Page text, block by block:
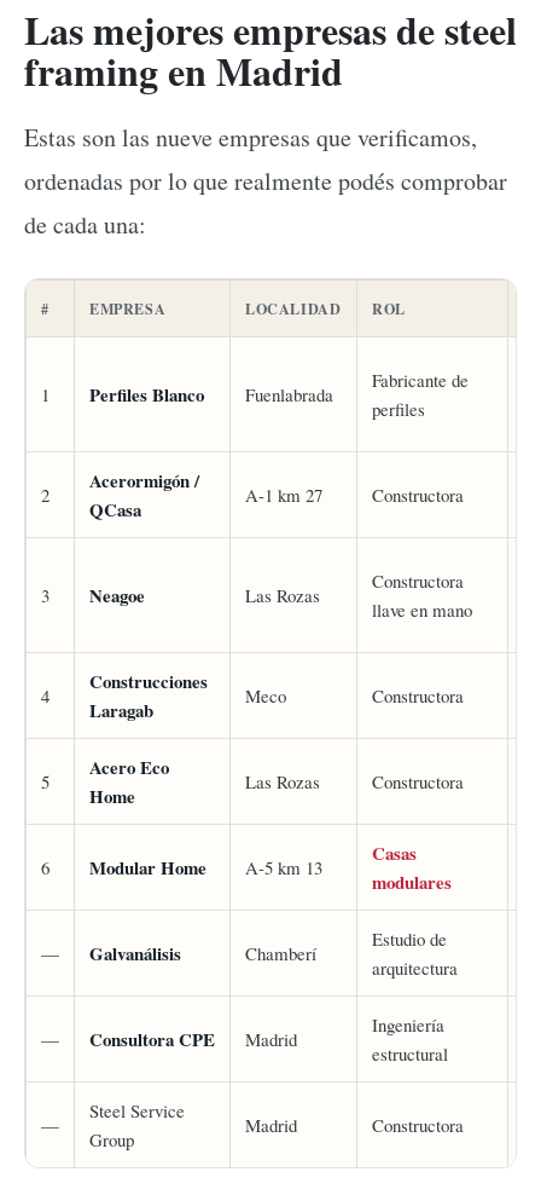
Las mejores empresas de steel
framing en Madrid
Estas son las nueve empresas que verificamos,
ordenadas por lo que realmente podés comprobar
de cada una:
# EMPRESA LOCALIDAD ROL
1 Perfiles Blanco Fuenlabrada
Fabricante de
perfiles
2
Acerormigón /
QCasa
A-1 km 27 Constructora
3 Neagoe Las Rozas
Constructora
llave en mano
4
Construcciones
Laragab
Meco Constructora
5
Acero Eco
Home
Las Rozas Constructora
6 Modular Home A-5 km 13
Casas
modulares
— Galvanálisis Chamberí
Estudio de
arquitectura
— Consultora CPE Madrid
Ingeniería
estructural
—
Steel Service
Group
Madrid Constructora